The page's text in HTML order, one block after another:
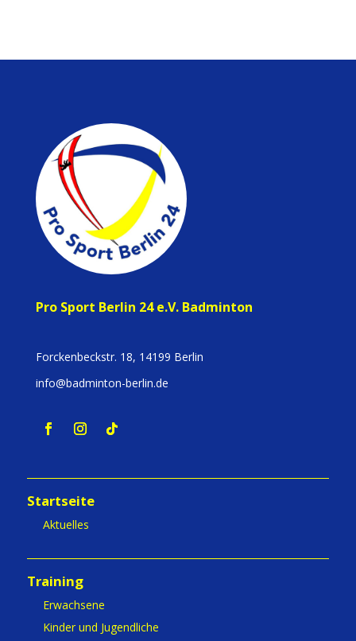
Pro Sport Berlin 24 e.V. Badminton
Forckenbeckstr. 18, 14199 Berlin
info@badminton-berlin.de
Startseite
Aktuelles
Training
Erwachsene
Kinder und Jugendliche